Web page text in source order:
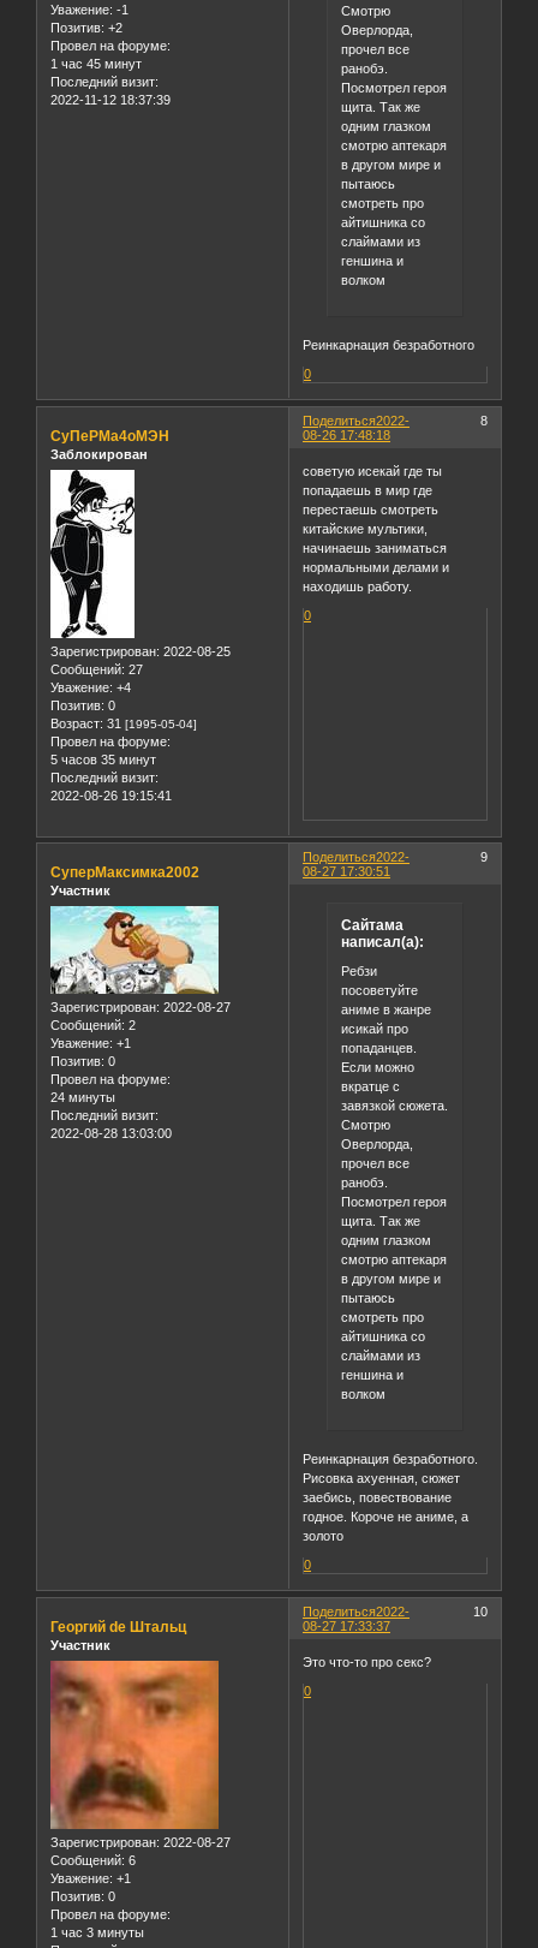
Уважение: -1
Позитив: +2
Провел на форуме:
1 час 45 минут
Последний визит:
2022-11-12 18:37:39
Смотрю
Оверлорда,
прочел все
ранобэ.
Посмотрел героя
щита. Так же
одним глазком
смотрю аптекаря
в другом мире и
пытаюсь
смотреть про
айтишника со
слаймами из
геншина и
волком
Реинкарнация безработного
0
Поделиться 8
2022-
08-26 17:48:18
СуПеРМа4оМЭН
Заблокирован
Зарегистрирован: 2022-08-25
Сообщений: 27
Уважение: +4
Позитив: 0
Возраст: 31 [1995-05-04]
Провел на форуме:
5 часов 35 минут
Последний визит:
2022-08-26 19:15:41
советую исекай где ты
попадаешь в мир где
перестаешь смотреть
китайские мультики,
начинаешь заниматься
нормальными делами и
находишь работу.
0
Поделиться 9
2022-
08-27 17:30:51
СуперМаксимка2002
Участник
Зарегистрирован: 2022-08-27
Сообщений: 2
Уважение: +1
Позитив: 0
Провел на форуме:
24 минуты
Последний визит:
2022-08-28 13:03:00
Сайтама
написал(а):
Ребзи
посоветуйте
аниме в жанре
исикай про
попаданцев.
Если можно
вкратце с
завязкой сюжета.
Смотрю
Оверлорда,
прочел все
ранобэ.
Посмотрел героя
щита. Так же
одним глазком
смотрю аптекаря
в другом мире и
пытаюсь
смотреть про
айтишника со
слаймами из
геншина и
волком
Реинкарнация безработного.
Рисовка ахуенная, сюжет
заебись, повествование
годное. Короче не аниме, а
золото
0
Поделиться 10
2022-
08-27 17:33:37
Георгий de Штальц
Участник
Зарегистрирован: 2022-08-27
Сообщений: 6
Уважение: +1
Позитив: 0
Провел на форуме:
1 час 3 минуты
Это что-то про секс?
0